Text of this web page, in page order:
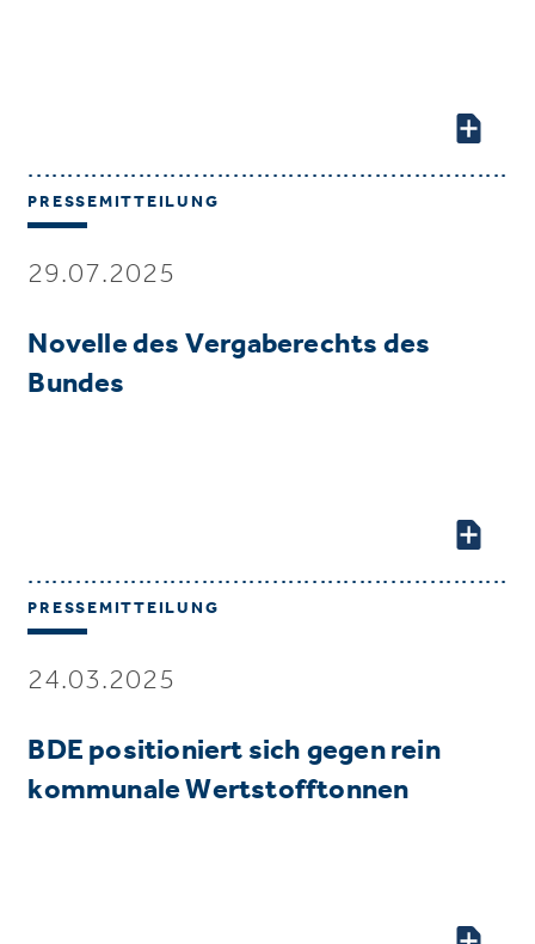
PRESSEMITTEILUNG
29.07.2025
Novelle des Vergaberechts des
Bundes
PRESSEMITTEILUNG
24.03.2025
BDE positioniert sich gegen rein
kommunale Wertstofftonnen